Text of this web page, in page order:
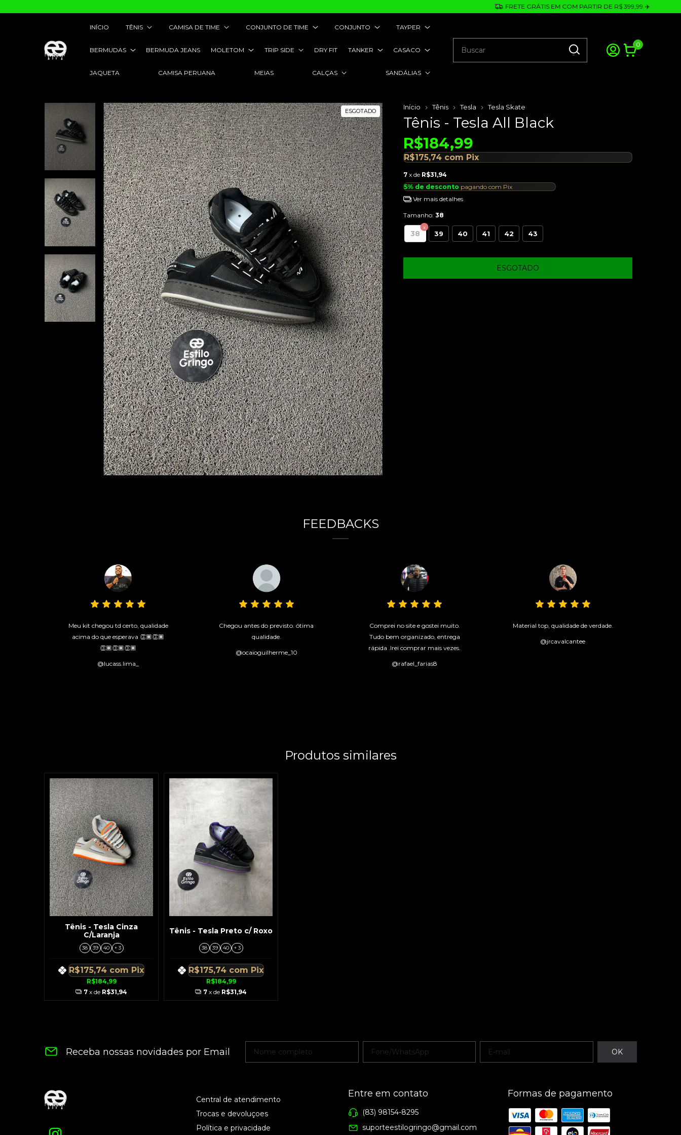
FRETE GRÁTIS EM COM PARTIR DE R$ 399,99 ✈️
INÍCIO TÊNIS CAMISA DE TIME CONJUNTO DE TIME CONJUNTO TAYPER
BERMUDAS BERMUDA JEANS MOLETOM TRIP SIDE DRY FIT TANKER CASACO
JAQUETA CAMISA PERUANA MEIAS CALÇAS SANDÁLIAS
0
ESGOTADO Início Tênis Tesla Tesla Skate
Tênis - Tesla All Black
R$184,99
R$175,74 com Pix
7 x de R$31,94
5% de desconto pagando com Pix
Ver mais detalhes
Tamanho: 38
38 39 40 41 42 43
FEEDBACKS
Meu kit chegou td certo, qualidade
acima do que esperava 👏🏾👏🏾
👏🏾👏🏾👏🏾
@lucass.lima_
Chegou antes do previsto. ótima
qualidade.
@ocaioguilherme_10
Comprei no site e gostei muito.
Tudo bem organizado, entrega
rápida .Irei comprar mais vezes.
@rafael_farias8
Material top, qualidade de verdade.
@jrcavalcantee
Produtos similares
Tênis - Tesla Cinza
C/Laranja
38 39 40 + 3
R$184,99
R$175,74 com Pix
7 x de R$31,94
Tênis - Tesla Preto c/ Roxo
38 39 40 + 3
R$184,99
R$175,74 com Pix
7 x de R$31,94
Receba nossas novidades por Email
Central de atendimento
Trocas e devoluçoes
Política e privacidade
Entre em contato
(83) 98154-8295
suporteestilogringo@gmail.com
Formas de pagamento